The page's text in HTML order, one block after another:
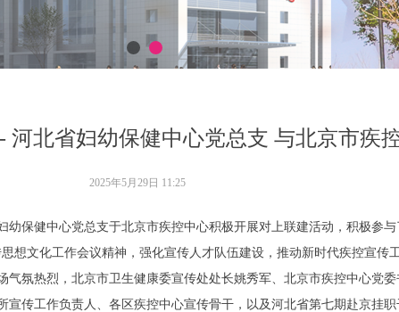
河北省妇幼保健中心党总支 与北京市疾
保健中心党总支于北京市疾控中心积极开展对上联建活动，积极参
想文化工作会议精神，强化宣传人才队伍建设，推动新时代疾控宣传
氛热烈，北京市卫生健康委宣传处处长姚秀军、北京市疾控中心党
传工作负责人、各区疾控中心宣传骨干，以及河北省第七期赴京挂职
2025年5月29日 11:25